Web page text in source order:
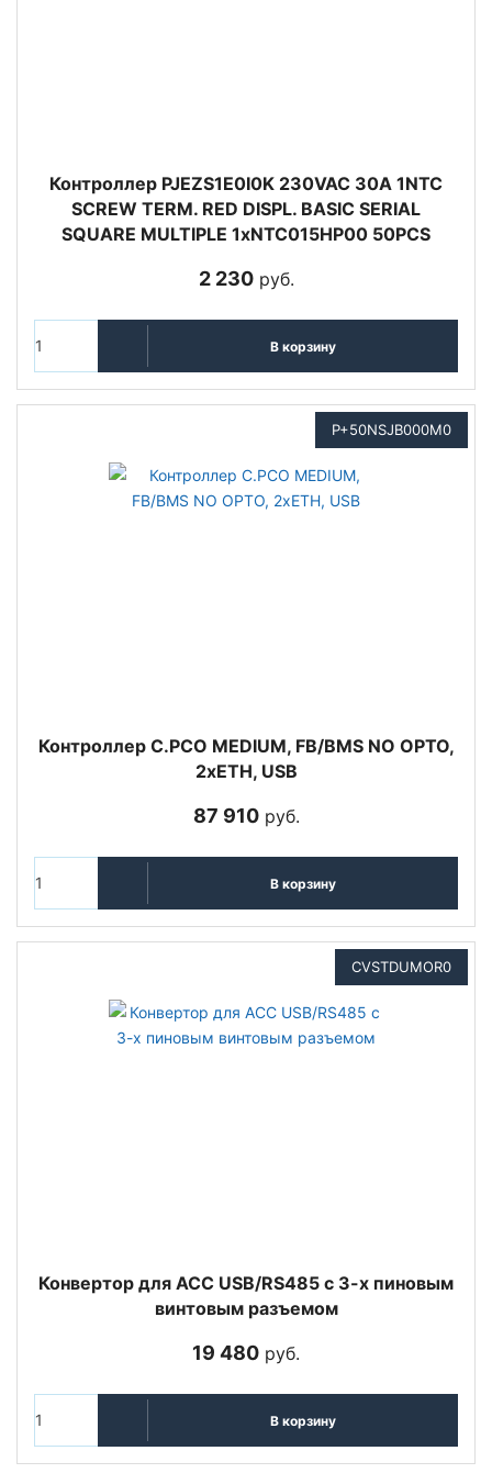
Контроллер PJEZS1E0I0K 230VAC 30A 1NTC
SCREW TERM. RED DISPL. BASIC SERIAL
SQUARE MULTIPLE 1xNTC015HP00 50PCS
2 230руб.
В корзину
P+50NSJB000M0
Контроллер C.PCO MEDIUM, FB/BMS NO OPTO,
2xETH, USB
87 910руб.
В корзину
CVSTDUMOR0
Конвертор для ACC USB/RS485 с 3-х пиновым
винтовым разъемом
19 480 руб.
В корзину